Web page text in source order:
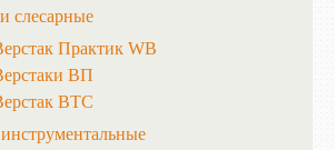
слесарные
Практик WB
ВП
ВТС